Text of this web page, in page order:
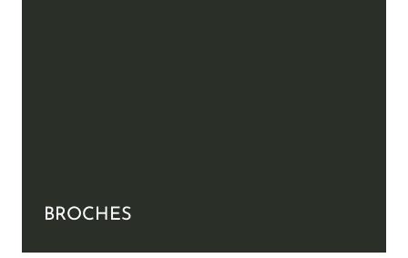
BROCHES